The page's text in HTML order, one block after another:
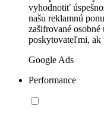
vyhodnotiť
našu reklamnú
zašifrované
poskytovateľmi, ak
Google Ads
Performance